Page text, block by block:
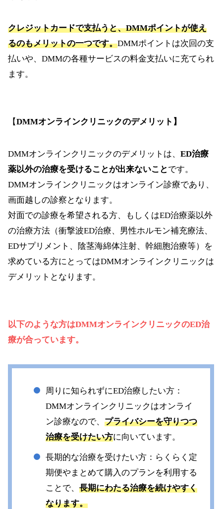
クレジットカードで支払うと、DMMポイントが使え
るのもメリットの一つです。DMMポイントは次回の支
払いや、DMMの各種サービスの料金支払いに充てられ
ます。
【DMMオンラインクリニックのデメリット】
DMMオンラインクリニックのデメリットは、 ED治療
薬以外の治療を受けることが出来ないことです。
DMMオンラインクリニックはオンライン診療であり、
画面越しの診察となります。
対面での診療を希望される方、もしくはED治療薬以外
の治療方法（衝撃波ED治療、男性ホルモン補充療法、
EDサプリメント、陰茎海綿体注射、幹細胞治療等）を
求めている方にとってはDMMオンラインクリニックは
デメリットとなります。
以下のような方はDMMオンラインクリニックのED治
療が合っています。
周りに知られずにED治療したい方：
DMMオンラインクリニックはオンライ
ン診療なので、 プライバシーを守りつつ
治療を受けたい方に向いています。
長期的な治療を受けたい方：らくらく定
期便やまとめて購入のプランを利用する
ことで、 長期にわたる治療を続けやすく
なります。